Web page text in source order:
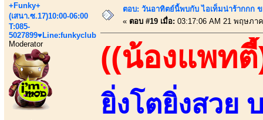
+Funky+
(เสนา.ซ.17)10:00-06:00
T:085-
5027899♥Line:funkyclub
Moderator
ตอบ: วันอาทิตย์นี้พบกับ ไอเท็มน่าร้ากกก
« ตอบ #19 เมื่อ: 03:17:06 AM 21 พฤษภา
((น้องแพท
ยิ่งโตยิ่งสวย